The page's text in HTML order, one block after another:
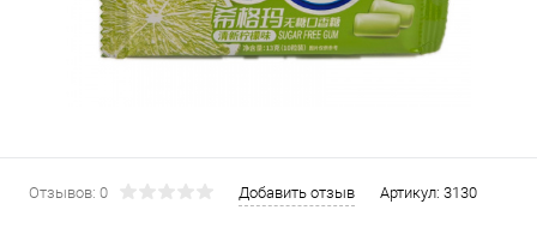
Отзывов: 0 Добавить отзыв Артикул: 3130